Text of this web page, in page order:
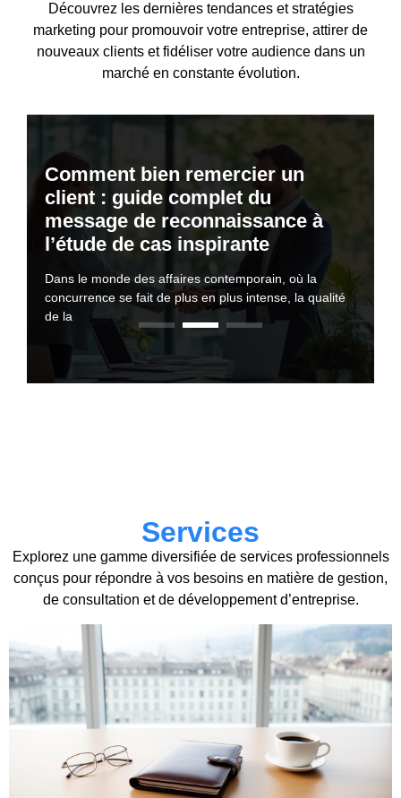
summary :
plan
pour
vue
à une
pour la
?
inscrire
Comment bien remercier un
client : guide complet du
message de reconnaissance à
l’étude de cas inspirante
Dans le monde des affaires contemporain, où la
concurrence se fait de plus en plus intense, la qualité
de la
Reussir son
la cle du business
tout business
d'ensemble de
Pourquoi faire
agence de
transition
La transition
un impératif
leur activité
Découvrez les dernières tendances et stratégies
marketing pour promouvoir votre entreprise, attirer de
nouveaux clients et fidéliser votre audience dans un
marché en constante évolution.
Services
Explorez une gamme diversifiée de services professionnels
conçus pour répondre à vos besoins en matière de gestion,
de consultation et de développement d’entreprise.